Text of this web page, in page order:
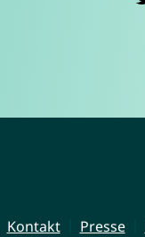
Kontakt Presse